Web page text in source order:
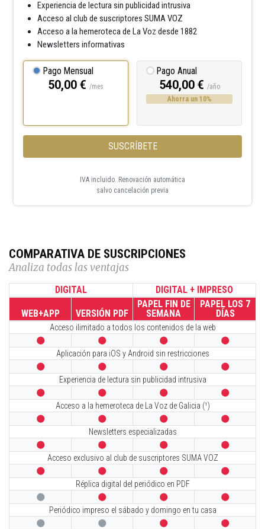
Experiencia de lectura sin publicidad intrusiva
Acceso al club de suscriptores SUMA VOZ
Acceso a la hemeroteca de La Voz desde 1882
Newsletters informativas
Pago Mensual
50,00 € /mes
Pago Anual
540,00 € /año
Ahorra un 10%
SUSCRÍBETE
IVA incluido. Renovación automática
salvo cancelación previa
COMPARATIVA DE SUSCRIPCIONES
Analiza todas las ventajas
DIGITAL DIGITAL + IMPRESO
WEB+APP VERSIÓN PDF
PAPEL FIN DE
SEMANA
PAPEL LOS 7
DÍAS
Acceso ilimitado a todos los contenidos de la web
   
Aplicación para iOS y Android sin restricciones
   
Experiencia de lectura sin publicidad intrusiva
   
Acceso a la hemeroteca de La Voz de Galicia (¹)
   
Newsletters especializadas
   
Acceso exclusivo al club de suscriptores SUMA VOZ
   
Réplica digital del periódico en PDF
   
Periódico impreso el sábado y domingo en tu casa
   